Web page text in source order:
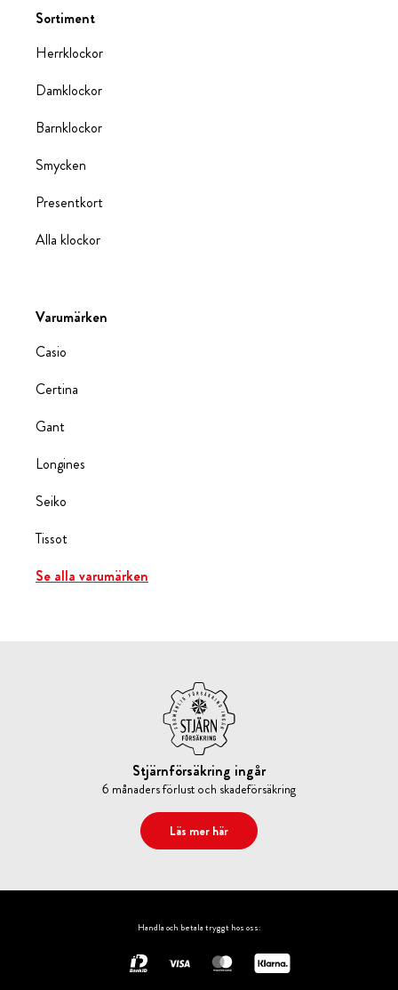
Sortiment
Herrklockor
Damklockor
Barnklockor
Smycken
Presentkort
Alla klockor
Varumärken
Casio
Certina
Gant
Longines
Seiko
Tissot
Se alla varumärken
Stjärnförsäkring ingår
6 månaders förlust och skadeförsäkring
Läs mer här
Handla och betala tryggt hos oss: